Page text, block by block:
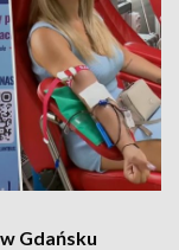
Gdańsku